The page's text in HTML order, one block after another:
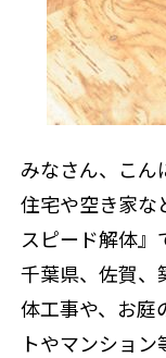
みなさん、こん
住宅や空き家な
スピード解体』
千葉県、佐賀、
体工事や、お庭
トやマンショ